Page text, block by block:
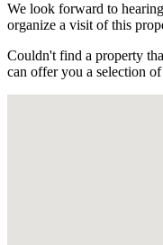
We look forward to
organize a visit of this
Couldn't find a property
can offer you a selection